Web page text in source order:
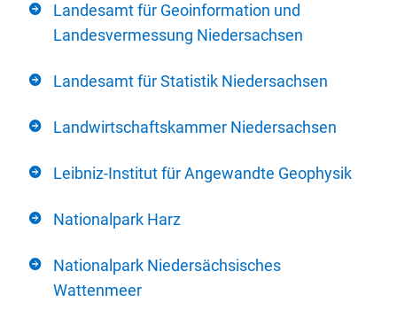
Landesamt für Geoinformation und
Landesvermessung Niedersachsen
Landesamt für Statistik Niedersachsen
Landwirtschaftskammer Niedersachsen
Leibniz-Institut für Angewandte Geophysik
Nationalpark Harz
Nationalpark Niedersächsisches
Wattenmeer